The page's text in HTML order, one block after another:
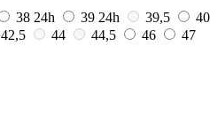
38 24h 39 24h 39,5
40
42,5 44 44,5 46
47